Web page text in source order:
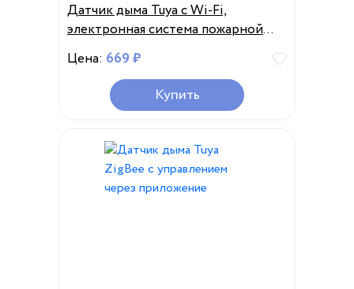
Датчик дыма Tuya с Wi-Fi,
электронная система пожарной
безопасности с аккумулятором
Цена: 669 ₽
Купить